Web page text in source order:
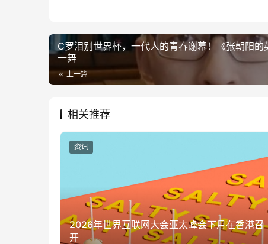
C罗泪别世界杯，一代人的青春谢幕！《张朝阳
一舞
上一篇
相关推荐
2026年世界互联网大会亚太峰会下月在香港召
开
资讯